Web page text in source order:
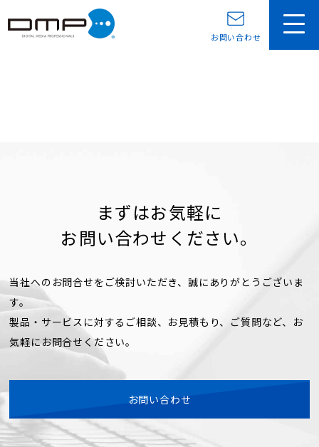
お問い合わせ
まずはお気軽に
お問い合わせください。
当社へのお問合せをご検討いただき、誠にありがとうございま
す。
製品・サービスに対するご相談、お見積もり、ご質問など、お
気軽にお問合せください。
お問い合わせ